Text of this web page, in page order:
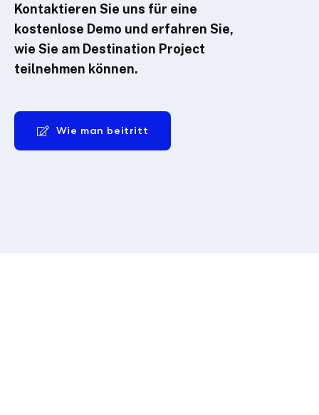
Kontaktieren Sie uns für eine
kostenlose Demo und erfahren Sie,
wie Sie am Destination Project
teilnehmen können.
Wie man beitritt